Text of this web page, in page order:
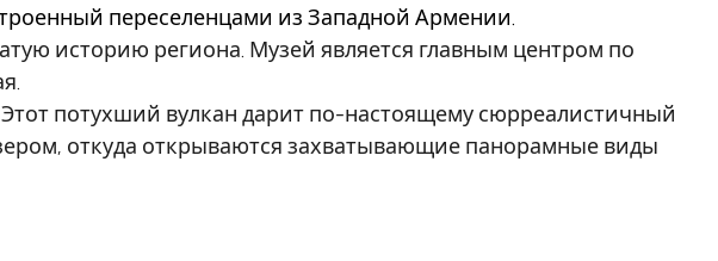
переселенцами из Западной Армении.
историю региона. Музей является главным центром по
Этот потухший вулкан дарит по-настоящему сюрреалистичный
откуда открываются захватывающие панорамные виды